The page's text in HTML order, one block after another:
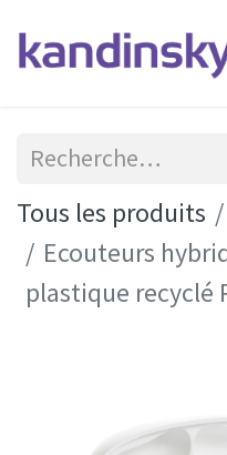
Tous les produits
Ecouteurs
plastique recyclé